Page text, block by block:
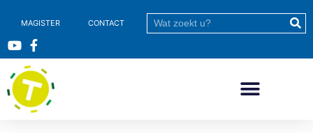
MAGISTER CONTACT